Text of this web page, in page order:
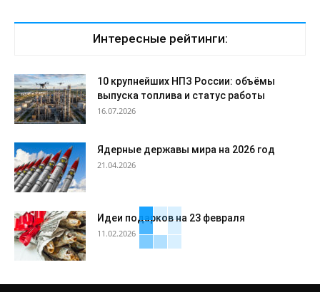
Интересные рейтинги:
10 крупнейших НПЗ России: объёмы
выпуска топлива и статус работы
16.07.2026
Ядерные державы мира на 2026 год
21.04.2026
Идеи подарков на 23 февраля
11.02.2026